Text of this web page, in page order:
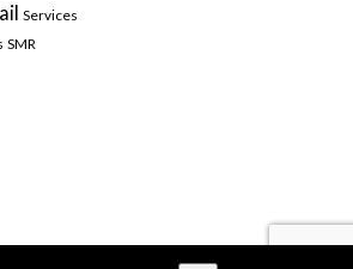
Services
SMR